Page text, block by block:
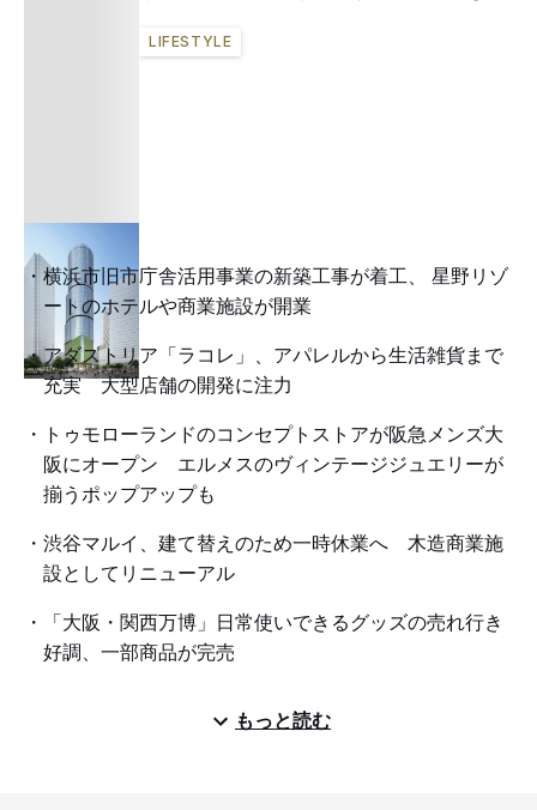
LIFESTYLE
横浜市旧市庁舎活用事業の新築工事が着工、 星野リゾ
ートのホテルや商業施設が開業
アダストリア「ラコレ」、アパレルから生活雑貨まで
充実 大型店舗の開発に注力
トゥモローランドのコンセプトストアが阪急メンズ大
阪にオープン エルメスのヴィンテージジュエリーが
揃うポップアップも
渋谷マルイ、建て替えのため一時休業へ 木造商業施
設としてリニューアル
「大阪・関西万博」日常使いできるグッズの売れ行き
好調、一部商品が完売
もっと読む